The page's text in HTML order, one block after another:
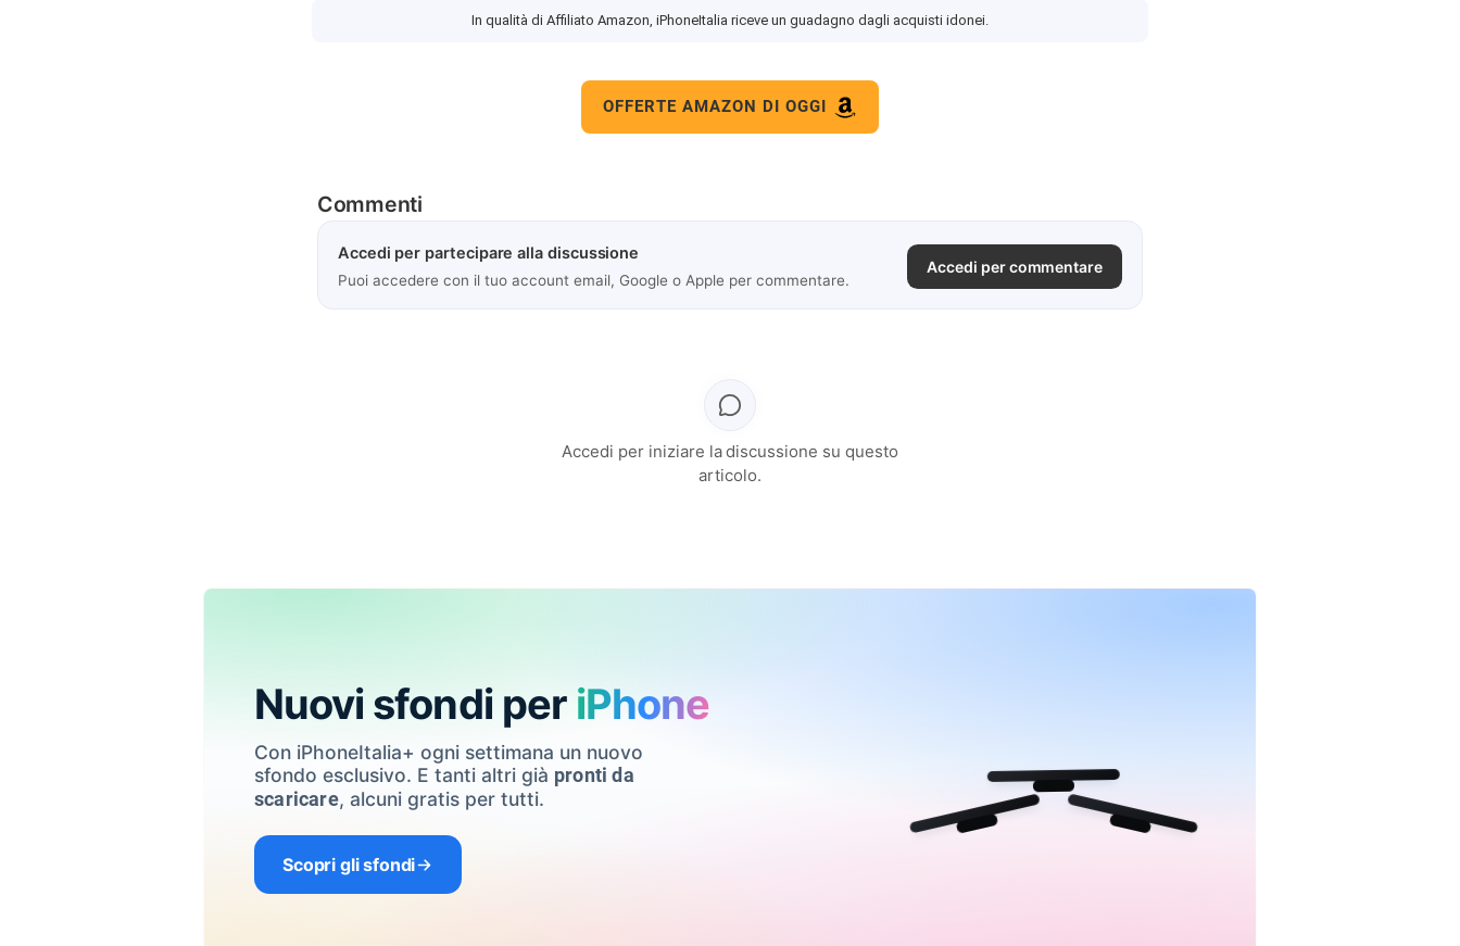
In qualità di Affiliato Amazon, iPhoneItalia riceve un guadagno dagli acquisti idonei.
OFFERTE AMAZON DI OGGI
Commenti
Accedi per partecipare alla discussione
Puoi accedere con il tuo account email, Google o Apple per commentare.
Accedi per commentare
Accedi per iniziare la discussione su questo
articolo.
Nuovi sfondi per iPhone
Con iPhoneItalia+ ogni settimana un nuovo
sfondo esclusivo. E tanti altri già pronti da
scaricare, alcuni gratis per tutti.
Scopri gli sfondi